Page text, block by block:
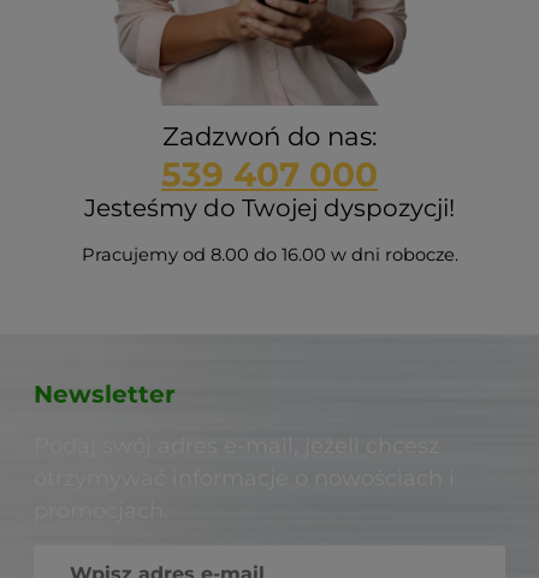
Zadzwoń do nas:
539 407 000
Jesteśmy do Twojej dyspozycji!
Pracujemy od 8.00 do 16.00 w dni robocze.
Newsletter